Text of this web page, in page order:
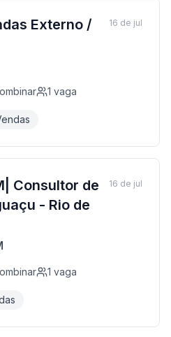
Externo /
1 vaga
16 de jul
Consultor de
- Rio de
1 vaga
16 de jul